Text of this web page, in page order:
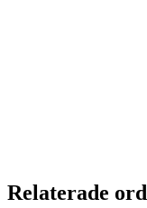
Relaterade ord